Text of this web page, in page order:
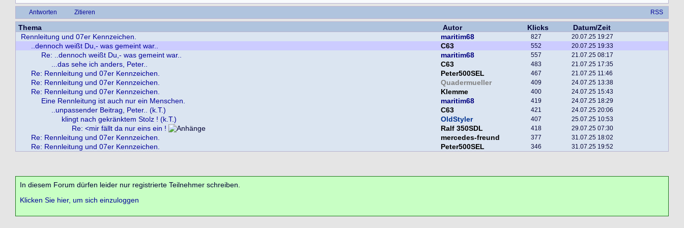
Antworten Zitieren RSS
Thema Autor Klicks
Datum/Zeit
Rennleitung und 07er Kennzeichen.
maritim68 827 20.07.25 19:27
..dennoch weißt Du,- was gemeint war.. C63 552 20.07.25 19:33
Re: ..dennoch weißt Du,- was gemeint war.. maritim68 557 21.07.25 08:17
...das sehe ich anders, Peter.. C63 483 21.07.25 17:35
Re: Rennleitung und 07er Kennzeichen. Peter500SEL 467 21.07.25 11:46
Re: Rennleitung und 07er Kennzeichen. Quadermueller 409 24.07.25 13:38
Re: Rennleitung und 07er Kennzeichen. Klemme 400 24.07.25 15:43
Eine Rennleitung ist auch nur ein Menschen. maritim68 419 24.07.25 18:29
..unpassender Beitrag, Peter.. (k.T.) C63 421 24.07.25 20:06
klingt nach gekränktem Stolz ! (k.T.) OldStyler 407 25.07.25 10:53
Re: <mir fällt da nur eins ein ! Ralf 350SDL 418 29.07.25 07:30
Re: Rennleitung und 07er Kennzeichen. mercedes-freund 377 31.07.25 18:02
Re: Rennleitung und 07er Kennzeichen. Peter500SEL 346 31.07.25 19:52
In diesem Forum dürfen leider nur registrierte Teilnehmer schreiben.
Klicken Sie hier, um sich einzuloggen